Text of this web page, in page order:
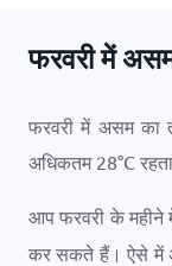
फरवरी में
फरवरी में असम का
अधिकतम 28°C
आप फरवरी के
कर सकते हैं। ऐसे में